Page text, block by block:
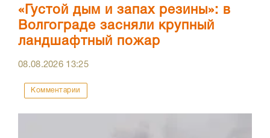
«Густой дым и запах резины»: в
Волгограде засняли крупный
ландшафтный пожар
08.08.2026 13:25
Комментарии